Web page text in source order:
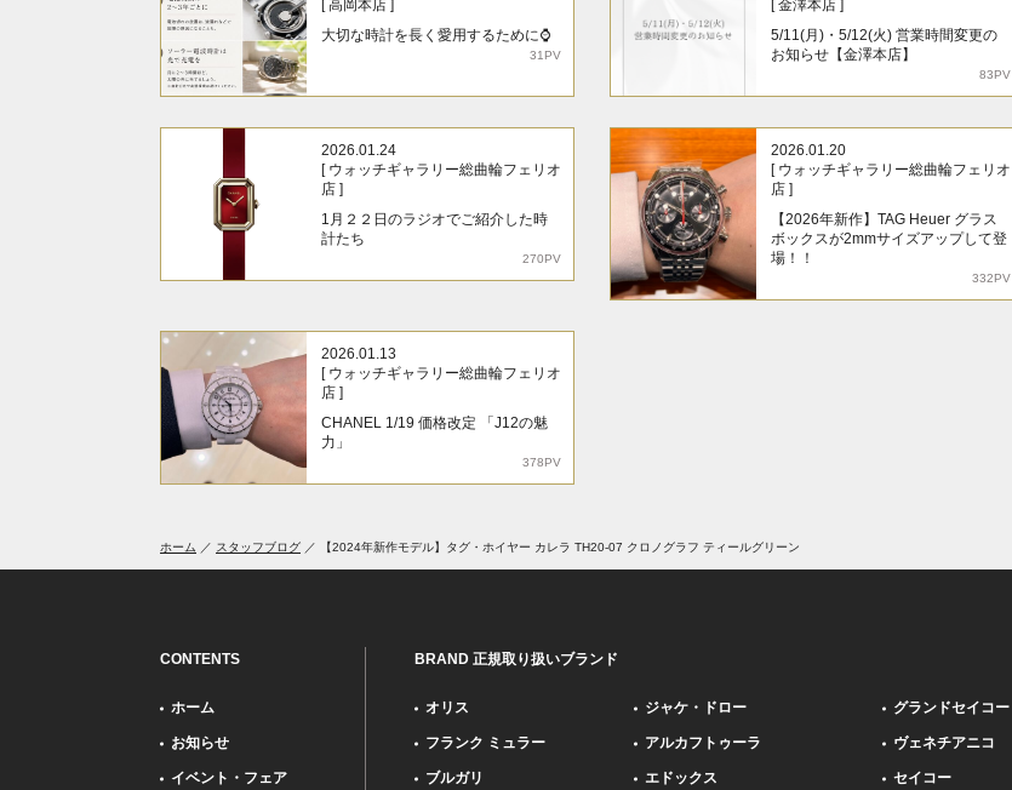
[ 高岡本店 ]
大切な時計を長く愛用するために⌚
31PV
[ 金澤本店 ]
5/11(月)・5/12(火) 営業時間変更の
お知らせ【金澤本店】
83PV
2026.01.24
[ ウォッチギャラリー総曲輪フェリオ
店 ]
1月２２日のラジオでご紹介した時
計たち
270PV
2026.01.20
[ ウォッチギャラリー総曲輪フェリオ
店 ]
【2026年新作】TAG Heuer グラス
ボックスが2mmサイズアップして登
場！！
332PV
2026.01.13
[ ウォッチギャラリー総曲輪フェリオ
店 ]
CHANEL 1/19 価格改定 「J12の魅
力」
378PV
ホーム スタッフブログ 【2024年新作モデル】タグ・ホイヤー カレラ TH20-07 クロノグラフ ティールグリーン
CONTENTS
ホーム
お知らせ
イベント・フェア
BRAND 正規取り扱いブランド
オリス
フランク ミュラー
ブルガリ
ジャケ・ドロー
アルカフトゥーラ
エドックス
グランドセイコー
ヴェネチアニコ
セイコー